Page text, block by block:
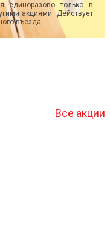
единоразово только в
акциями. Действует
въезда.
Все акции